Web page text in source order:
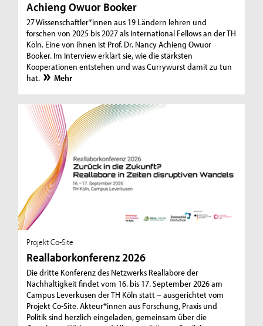
Achieng Owuor Booker
27 Wissenschaftler*innen aus 19 Ländern lehren und
forschen von 2025 bis 2027 als International Fellows an der TH
Köln. Eine von ihnen ist Prof. Dr. Nancy Achieng Owuor
Booker. Im Interview erklärt sie, wie die stärksten
Kooperationen entstehen und was Currywurst damit zu tun
hat.
Mehr
Projekt Co-Site
Reallaborkonferenz 2026
Die dritte Konferenz des Netzwerks Reallabore der
Nachhaltigkeit findet vom 16. bis 17. September 2026 am
Campus Leverkusen der TH Köln statt – ausgerichtet vom
Projekt Co-Site. Akteur*innen aus Forschung, Praxis und
Politik sind herzlich eingeladen, gemeinsam über die